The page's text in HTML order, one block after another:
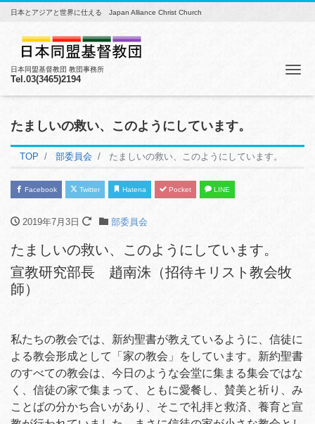
日本とアジアと世界に仕える Japan Alliance Christ Church
日本同盟基督教団 教団事務所
Tel.03(3465)2194
たましいの救い、このようにしています。
TOP 部委員会 たましいの救い、このようにしています。
Facebook Twitter Hatena Pocket LINE
2019年7月3日 部委員会
たましいの救い、このようにしています。
宣教研究部長 趙南洙（招待キリスト教会牧
師）
私たちの教会では、新約聖書が教えているように、信徒に
よる教会形成として「家の教会」をしています。新約聖書
のすべての教会は、今日のような会堂に集まる集会ではな
く、信徒の家で集まって、ともに愛餐し、賛美と祈り、み
ことばの分かち合いがあり、そこで礼拝と救済、養育と宣